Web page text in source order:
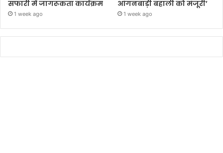
सफारी में जागरूकता कार्यक्रम
1 week ago
आंगनबाड़ी बहाली को मंजूरी’
1 week ago